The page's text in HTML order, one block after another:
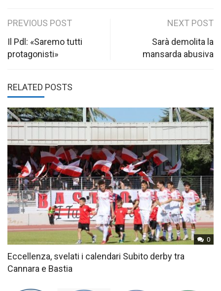
Post
navigation
PREVIOUS POST
Il Pdl: «Saremo tutti
protagonisti»
NEXT POST
Sarà demolita la
mansarda abusiva
RELATED POSTS
0
Eccellenza, svelati i calendari Subito derby tra
Cannara e Bastia